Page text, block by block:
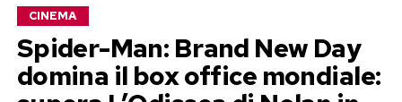
Ryan Gosling vuole 20 milioni di
dollari
Secondo le indiscrezioni pubblicate dalla stampa
CINEMA
Spider-Man: Brand New Day
domina il box office mondiale: